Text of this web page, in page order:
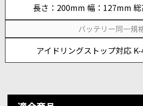
長さ：200mm 幅：127mm
バッテリー同一規
アイドリングストップ対応